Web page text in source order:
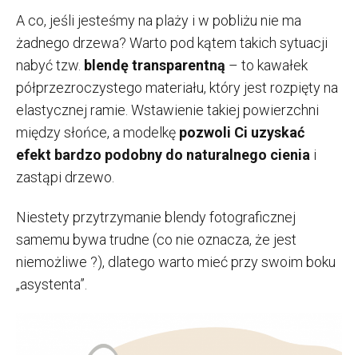
A co, jeśli jesteśmy na plaży i w pobliżu nie ma
żadnego drzewa? Warto pod kątem takich sytuacji
nabyć tzw. blendę transparentną – to kawałek
półprzezroczystego materiału, który jest rozpięty na
elastycznej ramie. Wstawienie takiej powierzchni
między słońce, a modelkę pozwoli Ci uzyskać
efekt bardzo podobny do naturalnego cienia i
zastąpi drzewo.
Niestety przytrzymanie blendy fotograficznej
samemu bywa trudne (co nie oznacza, że jest
niemożliwe ?), dlatego warto mieć przy swoim boku
„asystenta”.